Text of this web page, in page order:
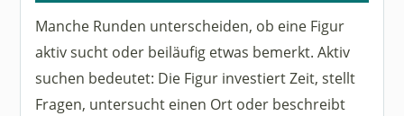
Manche Runden unterscheiden, ob eine Figur
aktiv sucht oder beiläufig etwas bemerkt. Aktiv
suchen bedeutet: Die Figur investiert Zeit, stellt
Fragen, untersucht einen Ort oder beschreibt